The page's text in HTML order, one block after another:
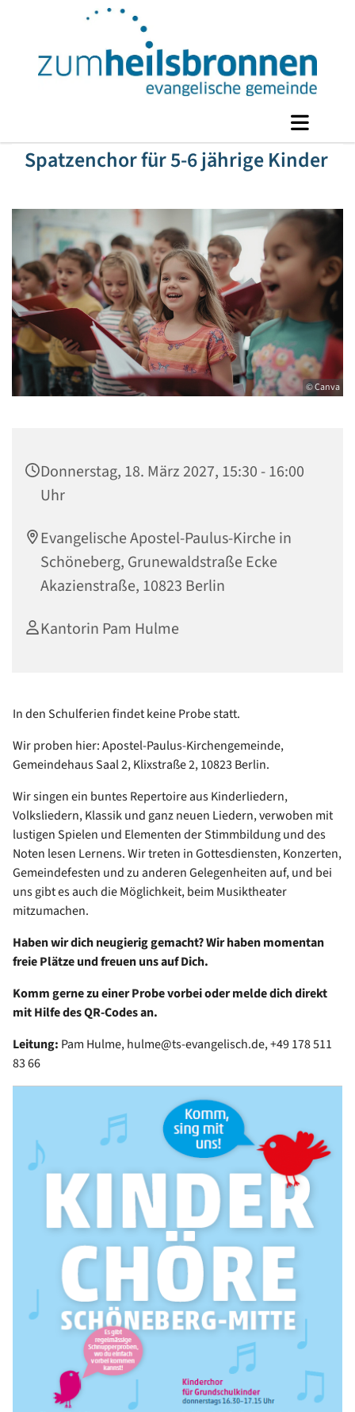
Spatzenchor für 5-6 jährige Kinder
© Canva
Donnerstag, 18. März 2027, 15:30 - 16:00
Uhr
Evangelische Apostel-Paulus-Kirche in
Schöneberg, Grunewaldstraße Ecke
Akazienstraße, 10823 Berlin
Kantorin Pam Hulme
In den Schulferien findet keine Probe statt.
Wir proben hier: Apostel-Paulus-Kirchengemeinde,
Gemeindehaus Saal 2, Klixstraße 2, 10823 Berlin.
Wir singen ein buntes Repertoire aus Kinderliedern,
Volksliedern, Klassik und ganz neuen Liedern, verwoben mit
lustigen Spielen und Elementen der Stimmbildung und des
Noten lesen Lernens. Wir treten in Gottesdiensten, Konzerten,
Gemeindefesten und zu anderen Gelegenheiten auf, und bei
uns gibt es auch die Möglichkeit, beim Musiktheater
mitzumachen.
Haben wir dich neugierig gemacht? Wir haben momentan
freie Plätze und freuen uns auf Dich.
Komm gerne zu einer Probe vorbei oder melde dich direkt
mit Hilfe des QR-Codes an.
Leitung: Pam Hulme, hulme@ts-evangelisch.de, +49 178 511
83 66